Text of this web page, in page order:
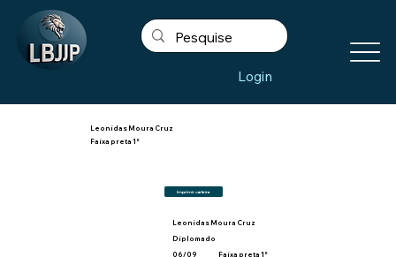
Login
Imprimir carteira
Leonidas Moura Cruz
Faixa preta 1°
Faixa preta 1°
Leonidas Moura Cruz
Diplomado
06/09